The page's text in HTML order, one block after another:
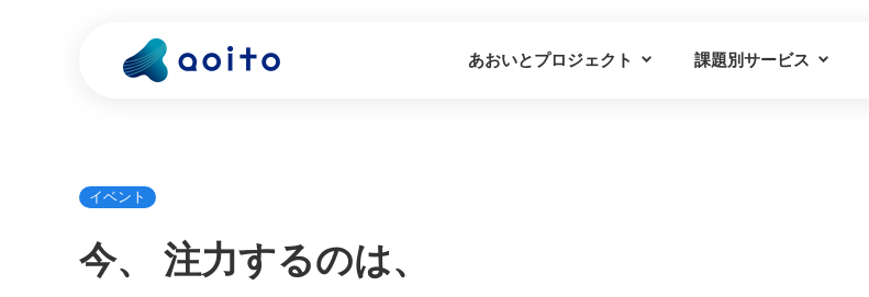
あおいとプロジェクト 課題別サービス
イベント
今、 注力するのは、